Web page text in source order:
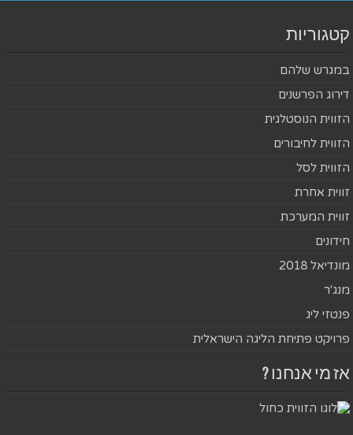
קטגוריות
במגרש שלהם
דירוג הפרשנים
הזווית הנוסטלגית
הזווית לחיבורים
הזווית לסל
זווית אחרת
זווית המערכת
חידונים
מונדיאל 2018
מנג'ר
פנטזי ליג
פרויקט פתיחת הליגה הישראלית
אז מי אנחנו ?